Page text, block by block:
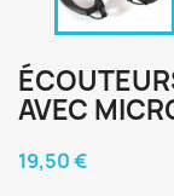
AVEC
19,50 €